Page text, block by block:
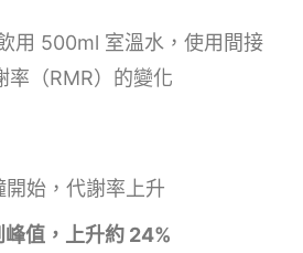
用 500ml 室溫水，使用間接
率（RMR）的變化
始，代謝率上升
值，上升約 24%